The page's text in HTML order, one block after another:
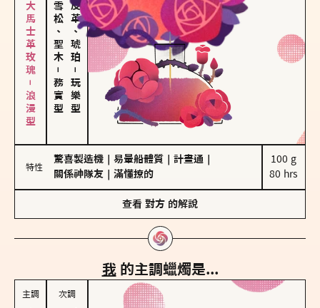
大馬士革玫瑰－浪漫型 雪松、聖木
－
務實型
皮革、琥珀
－
玩樂型
特性
驚喜製造機 易暈船體質 計畫通
關係神隊友
滿懂撩的
100 g
80 hrs
查看 對方 的解說
我 的主調蠟燭是...
主調 次調